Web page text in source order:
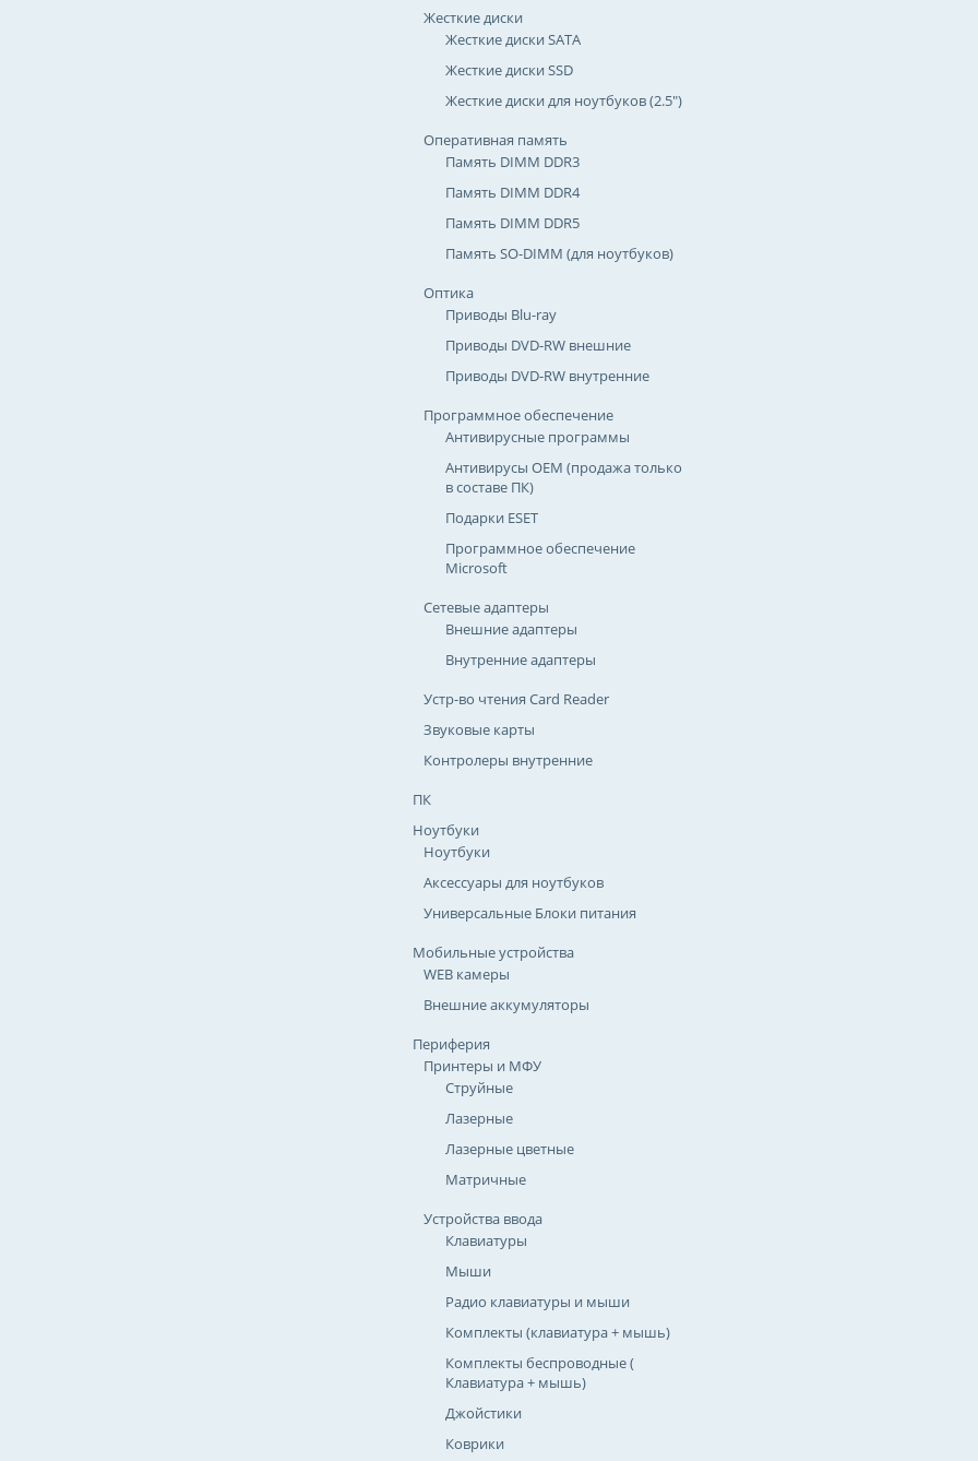
Жесткие диски
Жесткие диски SATA
Жесткие диски SSD
Жесткие диски для ноутбуков (2.5")
Оперативная память
Память DIMM DDR3
Память DIMM DDR4
Память DIMM DDR5
Память SO-DIMM (для ноутбуков)
Оптика
Приводы Blu-ray
Приводы DVD-RW внешние
Приводы DVD-RW внутренние
Программное обеспечение
Антивирусные программы
Антивирусы OEM (продажа только
в составе ПК)
Подарки ESET
Программное обеспечение
Microsoft
Сетевые адаптеры
Внешние адаптеры
Внутренние адаптеры
Устр-во чтения Card Reader
Звуковые карты
Контролеры внутренние
ПК
Ноутбуки
Ноутбуки
Аксессуары для ноутбуков
Универсальные Блоки питания
Мобильные устройства
WEB камеры
Внешние аккумуляторы
Периферия
Принтеры и МФУ
Струйные
Лазерные
Лазерные цветные
Матричные
Устройства ввода
Клавиатуры
Мыши
Радио клавиатуры и мыши
Комплекты (клавиатура + мышь)
Комплекты беспроводные (
Клавиатура + мышь)
Джойстики
Коврики